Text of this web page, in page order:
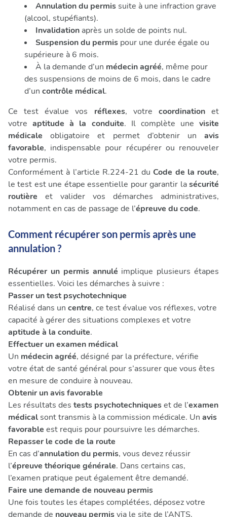
Annulation du permis suite à une infraction grave
(alcool, stupéfiants).
Invalidation après un solde de points nul.
Suspension du permis pour une durée égale ou
supérieure à 6 mois.
À la demande d’un médecin agréé, même pour
des suspensions de moins de 6 mois, dans le cadre
d’un contrôle médical.
Ce test évalue vos réflexes, votre coordinationet
votreaptitude à la conduite. Il complète une visite
médicale obligatoire et permet d’obtenir un avis
favorable, indispensable pour récupérer ou renouveler
votre permis.
Conformément à l’article R.224-21 du Code de la route,
le test est une étape essentielle pour garantir lasécurité
routière et valider vos démarches administratives,
notamment en cas de passage de l’épreuve du code.
Comment récupérer son permis après une
annulation ?
Récupérer un permis annulé implique plusieurs étapes
essentielles. Voici les démarches à suivre :
Passer un test psychotechnique
Réalisé dans un centre, ce test évalue vos réflexes, votre
capacité à gérer des situations complexes et votre
aptitude à la conduite.
Effectuer un examen médical
Un médecin agréé, désigné par la préfecture, vérifie
votre état de santé général pour s’assurer que vous êtes
en mesure de conduire à nouveau.
Obtenir un avis favorable
Les résultats des tests psychotechniqueset de l’examen
médical sont transmis à la commission médicale. Un avis
favorable est requis pour poursuivre les démarches.
Repasser le code de la route
En cas d’annulation du permis, vous devez réussir
l’épreuve théorique générale. Dans certains cas,
l’examen pratique peut également être demandé.
Faire une demande de nouveau permis
Une fois toutes les étapes complétées, déposez votre
demande de nouveau permisvia le site de l’ANTS.